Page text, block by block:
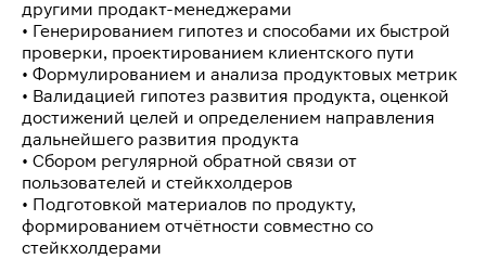
другими продакт-менеджерами
• Генерированием гипотез и способами их быстрой
проверки, проектированием клиентского пути
• Формулированием и анализа продуктовых метрик
• Валидацией гипотез развития продукта, оценкой
достижений целей и определением направления
дальнейшего развития продукта
• Сбором регулярной обратной связи от
пользователей и стейкхолдеров
• Подготовкой материалов по продукту,
формированием отчётности совместно со
стейкхолдерами